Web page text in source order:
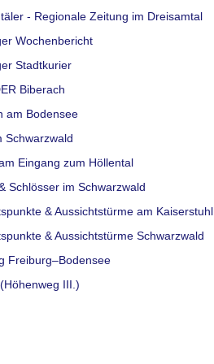
- Regionale Zeitung im Dreisamtal
Wochenbericht
Stadtkurier
Biberach
am Bodensee
Schwarzwald
Eingang zum Höllental
Schlösser im Schwarzwald
& Aussichtstürme am Kaiserstuhl
& Aussichtstürme Schwarzwald
Freiburg–Bodensee
III.)